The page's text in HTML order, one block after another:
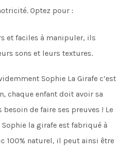
Optez pour :
et faciles à manipuler, ils
sons et leurs textures.
Sophie La Girafe c’est
chaque enfant doit avoir sa
besoin de faire ses preuves ! Le
la girafe est fabriqué à
100% naturel, il peut ainsi être